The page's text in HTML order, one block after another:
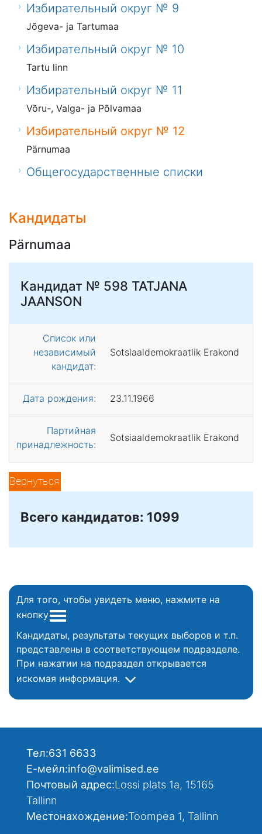
Избирательный округ № 9
Jõgeva- ja Tartumaa
Избирательный округ № 10
Tartu linn
Избирательный округ № 11
Võru-, Valga- ja Põlvamaa
Избирательный округ № 12
Pärnumaa
Общегосударственные списки
Кандидаты
Pärnumaa
Кандидат № 598 TATJANA
JAANSON
Список или
независимый
кандидат:
Sotsiaaldemokraatlik Erakond
Дата рождения: 23.11.1966
Партийная
принадлежность:
Sotsiaaldemokraatlik Erakond
Вернуться
Всего кандидатов: 1099
Для того, чтобы увидеть меню, нажмите на
кнопку
Кандидаты, результаты текущих выборов и т.п.
представлены в соответствующем подразделе.
При нажатии на подраздел открывается
искомая информация.
Тел:631 6633
Е-мейл:info@valimised.ee
Почтовый адрес:Lossi plats 1a, 15165
Tallinn
Местонахождение:Toompea 1, Tallinn